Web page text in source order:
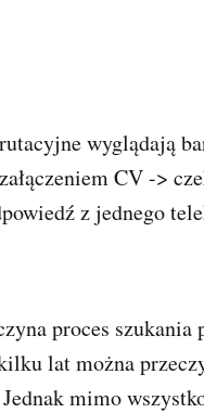
wyglądają
CV ->
z jednego
proces
lat można
mimo